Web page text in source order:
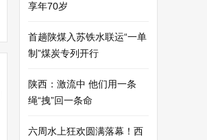
享年70岁
首趟陕煤入苏铁水联运“一单
制”煤炭专列开行
陕西：激流中 他们用一条
绳“拽”回一条命
六周水上狂欢圆满落幕！西